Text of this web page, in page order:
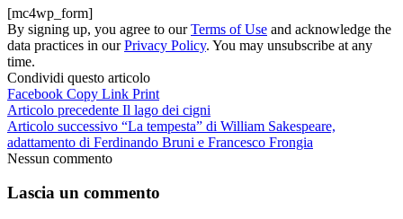
[mc4wp_form]
By signing up, you agree to ourTerms of Use and acknowledge the
data practices in ourPrivacy Policy. You may unsubscribe at any
time.
Condividi questo articolo
Facebook Copy Link Print
Articolo precedente Il lago dei cigni
Articolo successivo “La tempesta” di William Sakespeare,
adattamento di Ferdinando Bruni e Francesco Frongia
Nessun commento
Lascia un commento